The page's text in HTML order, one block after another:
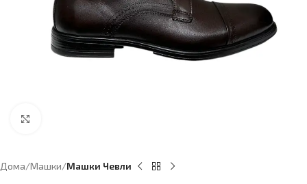
Дома Машки Машки Чевли